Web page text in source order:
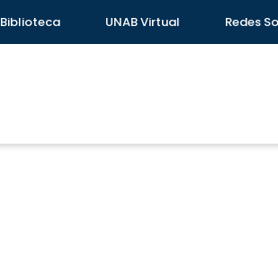
Biblioteca UNAB Virtual Redes